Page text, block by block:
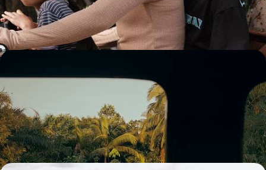
14 jours, de 3300 à 4100 €
pays serein
La majesté du Mékong, le karst et les rizières, le calme et la douceur de
la vie laotienne
10 jours, de 3400 à 4600 €